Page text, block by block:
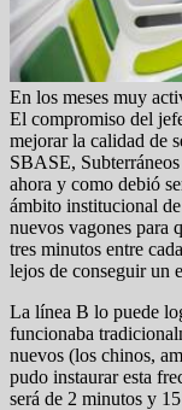
En los meses muy
El compromiso del
mejorar la calidad de
SBASE,
ahora y como debió
ámbito institucional
nuevos vagones para
tres minutos entre
lejos de conseguir un
La línea B lo puede
funcionaba
nuevos (los chinos,
pudo instaurar esta
será de 2 minutos y